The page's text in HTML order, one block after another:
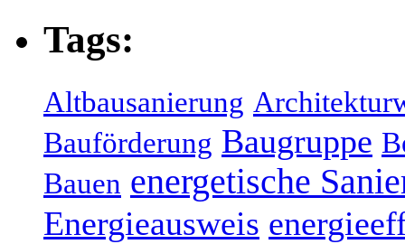
Tags:
Altbausanierung
Bauförderung Baugruppe
Bauen energetische
Energieausweis